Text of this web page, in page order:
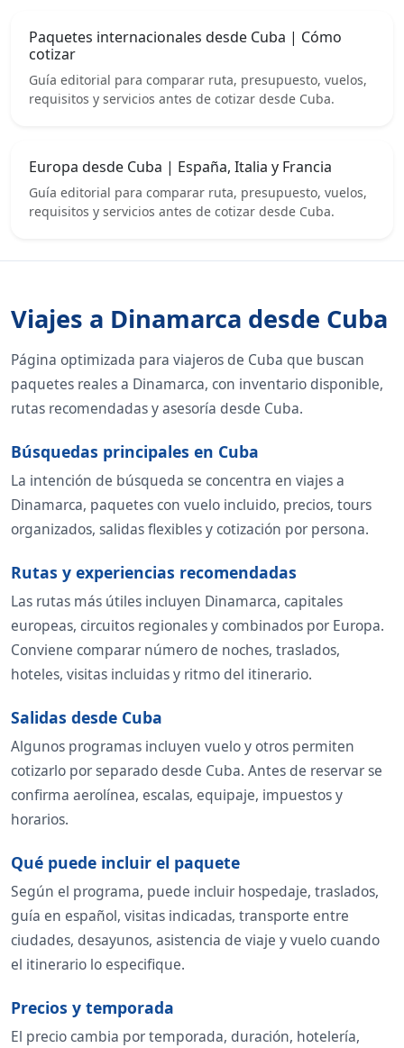
Paquetes internacionales desde Cuba | Cómo
cotizar
Guía editorial para comparar ruta, presupuesto, vuelos,
requisitos y servicios antes de cotizar desde Cuba.
Europa desde Cuba | España, Italia y Francia
Guía editorial para comparar ruta, presupuesto, vuelos,
requisitos y servicios antes de cotizar desde Cuba.
Viajes a Dinamarca desde Cuba
Página optimizada para viajeros de Cuba que buscan
paquetes reales a Dinamarca, con inventario disponible,
rutas recomendadas y asesoría desde Cuba.
Búsquedas principales en Cuba
La intención de búsqueda se concentra en viajes a
Dinamarca, paquetes con vuelo incluido, precios, tours
organizados, salidas flexibles y cotización por persona.
Rutas y experiencias recomendadas
Las rutas más útiles incluyen Dinamarca, capitales
europeas, circuitos regionales y combinados por Europa.
Conviene comparar número de noches, traslados,
hoteles, visitas incluidas y ritmo del itinerario.
Salidas desde Cuba
Algunos programas incluyen vuelo y otros permiten
cotizarlo por separado desde Cuba. Antes de reservar se
confirma aerolínea, escalas, equipaje, impuestos y
horarios.
Qué puede incluir el paquete
Según el programa, puede incluir hospedaje, traslados,
guía en español, visitas indicadas, transporte entre
ciudades, desayunos, asistencia de viaje y vuelo cuando
el itinerario lo especifique.
Precios y temporada
El precio cambia por temporada, duración, hotelería,